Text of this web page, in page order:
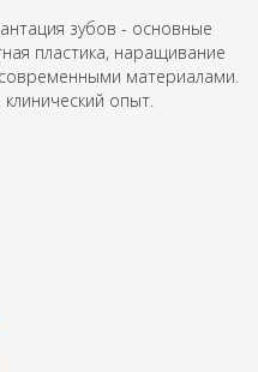
зубов - основные
пластика, наращивание
материалами.
опыт.